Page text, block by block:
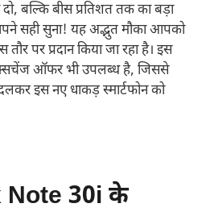
बल्कि बीस प्रतिशत तक का बड़ा
सही सुना! यह अद्भुत मौका आपको
पर प्रदान किया जा रहा है। इस
ऑफर भी उपलब्ध है, जिससे
इस नए धाकड़ स्मार्टफोन को
Note 30i के